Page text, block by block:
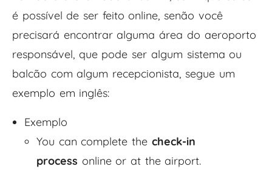
é possível de ser feito online, senão você
precisará encontrar alguma área do aeroporto
responsável, que pode ser algum sistema ou
balcão com algum recepcionista, segue um
exemplo em inglês:
Exemplo
You can complete the check-in
process online or at the airport.